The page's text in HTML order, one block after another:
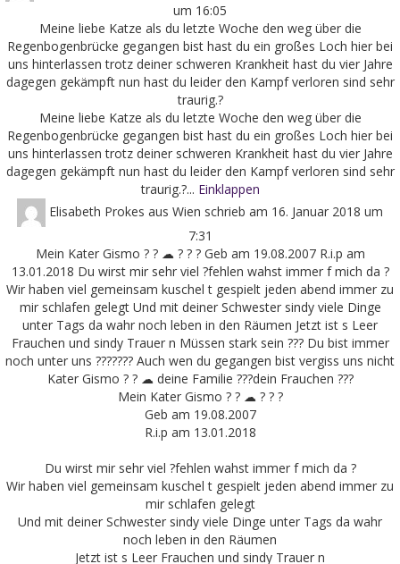
um 16:05
Meine liebe Katze als du letzte Woche den weg über die
Regenbogenbrücke gegangen bist hast du ein großes Loch hier bei
uns hinterlassen trotz deiner schweren Krankheit hast du vier Jahre
dagegen gekämpft nun hast du leider den Kampf verloren sind sehr
traurig.?
Meine liebe Katze als du letzte Woche den weg über die
Regenbogenbrücke gegangen bist hast du ein großes Loch hier bei
uns hinterlassen trotz deiner schweren Krankheit hast du vier Jahre
dagegen gekämpft nun hast du leider den Kampf verloren sind sehr
traurig.?... Einklappen
Elisabeth Prokes aus Wien schrieb am 16. Januar 2018 um
7:31
Mein Kater Gismo ? ? ☁ ? ? ? Geb am 19.08.2007 R.i.p am
13.01.2018 Du wirst mir sehr viel ?fehlen wahst immer f mich da ?
Wir haben viel gemeinsam kuschel t gespielt jeden abend immer zu
mir schlafen gelegt Und mit deiner Schwester sindy viele Dinge
unter Tags da wahr noch leben in den Räumen Jetzt ist s Leer
Frauchen und sindy Trauer n Müssen stark sein ??? Du bist immer
noch unter uns ??????? Auch wen du gegangen bist vergiss uns nicht
Kater Gismo ? ? ☁ deine Familie ???dein Frauchen ???
Mein Kater Gismo ? ? ☁ ? ? ?
Geb am 19.08.2007
R.i.p am 13.01.2018
Du wirst mir sehr viel ?fehlen wahst immer f mich da ?
Wir haben viel gemeinsam kuschel t gespielt jeden abend immer zu
mir schlafen gelegt
Und mit deiner Schwester sindy viele Dinge unter Tags da wahr
noch leben in den Räumen
Jetzt ist s Leer Frauchen und sindy Trauer n